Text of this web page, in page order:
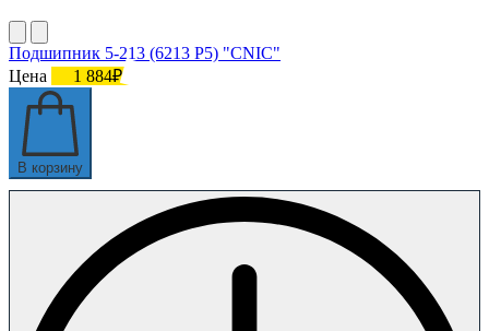
Подшипник 5-213 (6213 P5) "CNIC"
Цена
1 884₽
В корзину